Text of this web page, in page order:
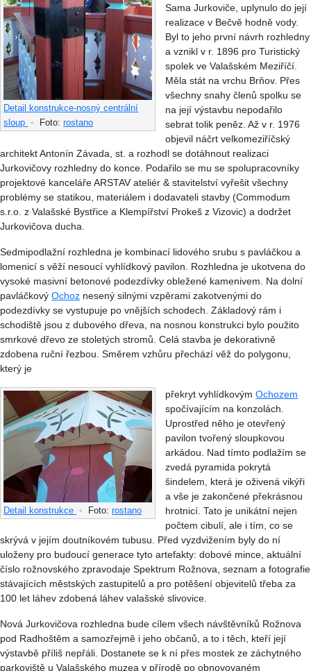
Detail konstrukce-nosný centrální
sloup • Foto:rostano
Sama Jurkoviče, uplynulo do její
realizace v Bečvě hodně vody.
Byl to jeho první návrh rozhledny
a vznikl v r. 1896 pro Turistický
spolek ve Valašském Meziříčí.
Měla stát na vrchu Brňov. Přes
všechny snahy členů spolku se
na její výstavbu nepodařilo
sebrat tolik peněz. Až v r. 1976
objevil náčrt velkomeziříčský
architekt Antonín Závada, st. a rozhodl se dotáhnout realizaci
Jurkovičovy rozhledny do konce. Podařilo se mu se spolupracovníky
projektové kanceláře ARSTAV ateliér & stavitelství vyřešit všechny
problémy se statikou, materiálem i dodavateli stavby (Commodum
s.r.o. z Valašské Bystřice a Klempířství Prokeš z Vizovic) a dodržet
Jurkovičova ducha.
Sedmipodlažní rozhledna je kombinací lidového srubu s pavláčkou a
lomenicí s věží nesoucí vyhlídkový pavilon. Rozhledna je ukotvena do
vysoké masivní betonové podezdívky obležené kamenivem. Na dolní
pavláčkový Ochoz nesený silnými vzpěrami zakotvenými do
podezdívky se vystupuje po vnějších schodech. Základový rám i
schodiště jsou z dubového dřeva, na nosnou konstrukci bylo použito
smrkové dřevo ze stoletých stromů. Celá stavba je dekorativně
zdobena ruční řezbou. Směrem vzhůru přechází věž do polygonu,
který je
Detail konstrukce • Foto:rostano
překryt vyhlídkovýmOchozem
spočívajícím na konzolách.
Uprostřed něho je otevřený
pavilon tvořený sloupkovou
arkádou. Nad tímto podlažím se
zvedá pyramida pokrytá
šindelem, která je oživená vikýři
a vše je zakončené překrásnou
hrotnicí. Tato je unikátní nejen
počtem cibulí, ale i tím, co se
skrývá v jejím doutníkovém tubusu. Před vyzdvižením byly do ní
uloženy pro budoucí generace tyto artefakty: dobové mince, aktuální
číslo rožnovského zpravodaje Spektrum Rožnova, seznam a fotografie
stávajících městských zastupitelů a pro potěšení objevitelů třeba za
100 let láhev zdobená láhev valašské slivovice.
Nová Jurkovičova rozhledna bude cílem všech návštěvníků Rožnova
pod Radhoštěm a samozřejmě i jeho občanů, a to i těch, kteří její
výstavbě příliš nepřáli. Dostanete se k ní přes mostek ze záchytného
parkoviště u Valašského muzea v přírodě po obnovovaném